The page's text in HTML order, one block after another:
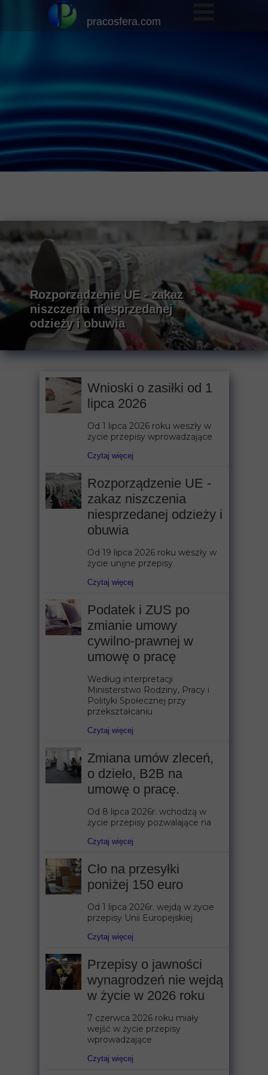
Rozporządzenie UE - zakaz
niszczenia niesprzedanej
odzieży i obuwia
pracosfera.com
Wnioski o zasiłki od 1
lipca 2026
Od 1 lipca 2026 roku weszły w
życie przepisy wprowadzające
Czytaj więcej
Rozporządzenie UE -
zakaz niszczenia
niesprzedanej odzieży i
obuwia
Od 19 lipca 2026 roku weszły w
życie unijne przepisy
Czytaj więcej
Podatek i ZUS po
zmianie umowy
cywilno-prawnej w
umowę o pracę
Według interpretacji
Ministerstwo Rodziny, Pracy i
Polityki Społecznej przy
przekształcaniu
Czytaj więcej
Zmiana umów zleceń,
o dzieło, B2B na
umowę o pracę.
Od 8 lipca 2026r. wchodzą w
życie przepisy pozwalające na
Czytaj więcej
Cło na przesyłki
poniżej 150 euro
Od 1 lipca 2026r. wejdą w życie
przepisy Unii Europejskiej
Czytaj więcej
Przepisy o jawności
wynagrodzeń nie wejdą
w życie w 2026 roku
7 czerwca 2026 roku miały
wejść w życie przepisy
wprowadzające
Czytaj więcej